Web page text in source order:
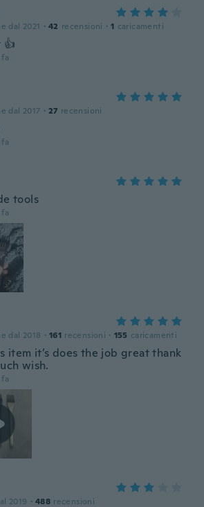
dal 2021 · 42 recensioni · 1 caricamenti
👍
dal 2017 · 27 recensioni
tools
dal 2018 · 161 recensioni · 155 caricamenti
item it’s does the job great thank
wish.
2019 · 488 recensioni